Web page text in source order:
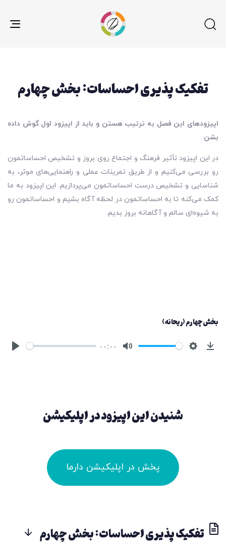
تفکیک پذیری احساسات: بخش چهارم
اپیزودهای این فصل به ترتیب هستن و باید از اپیزود اول گوش داده
بشن
در این اپیزود تأثیر فرهنگ و اجتماع روی بروز و تشخیص احساساتمون
رو بررسی می‌کنیم و از طریق تمرینات عملی و راهنمایی‌های موثر، به
شناسایی و تشخیص درست احساساتمون می‌پردازیم. این اپیزود به ما
کمک می‌کنه تا به احساساتمون در لحظه آگاه بشیم و احساساتمون رو
به شیوه‌ای سالم و آگاهانه بروز بدیم.
بخش چهارم (ریحانه)
۰۰:۰۰
شنیدن این اپیزود در اپلیکیشن
پخش در اپلیکیشن دارما
تفکیک پذیری احساسات: بخش چهارم